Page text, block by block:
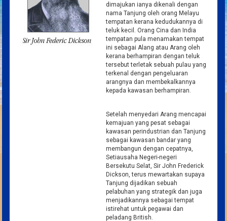
dimajukan ianya dikenali dengan
nama Tanjung oleh orang Melayu
tempatan kerana kedudukannya di
teluk kecil. Orang Cina dan India
tempatan pula menamakan tempat
ini sebagai Alang atau Arang oleh
kerana berhampiran dengan teluk
tersebut terletak sebuah pulau yang
terkenal dengan pengeluaran
arangnya dan membekalkannya
kepada kawasan berhampiran.
Setelah menyedari Arang mencapai
kemajuan yang pesat sebagai
kawasan perindustrian dan Tanjung
sebagai kawasan bandar yang
membangun dengan cepatnya,
Setiausaha Negeri-negeri
Bersekutu Selat, Sir John Frederick
Dickson, terus mewartakan supaya
Tanjung dijadikan sebuah
pelabuhan yang strategik dan juga
menjadikannya sebagai tempat
istirehat untuk pegawai dan
peladang British.